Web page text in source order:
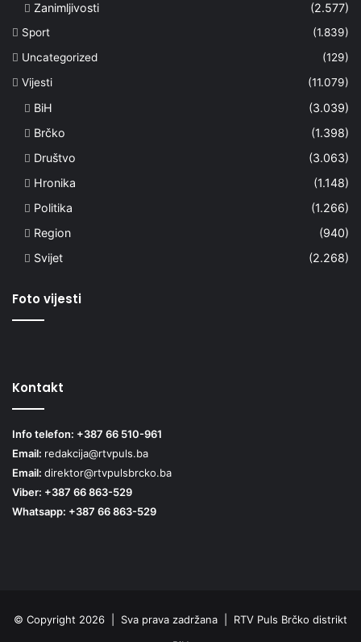
Zanimljivosti
(2.577)
Sport
(1.839)
Uncategorized
(129)
Vijesti
(11.079)
BiH
(3.039)
Brčko
(1.398)
Društvo
(3.063)
Hronika
(1.148)
Politika
(1.266)
Region
(940)
Svijet
(2.268)
Foto vijesti
Kontakt
Info telefon: +387 66 510-961
Email: redakcija@rtvpuls.ba
Email: direktor@rtvpulsbrcko.ba
Viber: +387 66 863-529
Whatsapp: +387 66 863-529
© Copyright 2026 | Sva prava zadržana | RTV Puls Brčko distrikt